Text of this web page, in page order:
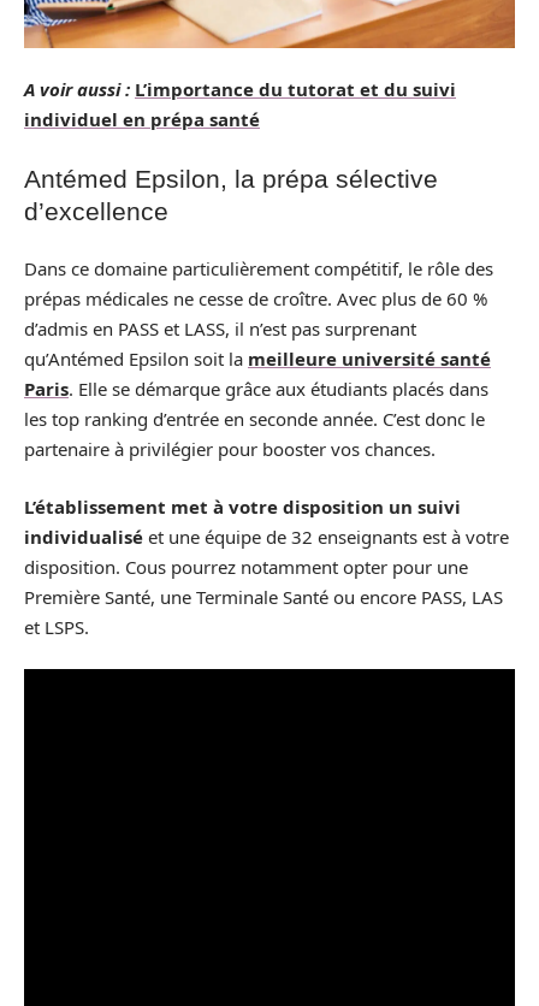
A voir aussi : L’importance du tutorat et du suivi
individuel en prépa santé
Antémed Epsilon, la prépa sélective
d’excellence
Dans ce domaine particulièrement compétitif, le rôle des
prépas médicales ne cesse de croître. Avec plus de 60 %
d’admis en PASS et LASS, il n’est pas surprenant
qu’Antémed Epsilon soit la meilleure université santé
Paris. Elle se démarque grâce aux étudiants placés dans
les top ranking d’entrée en seconde année. C’est donc le
partenaire à privilégier pour booster vos chances.
L’établissement met à votre disposition un suivi
individualisé et une équipe de 32 enseignants est à votre
disposition. Cous pourrez notamment opter pour une
Première Santé, une Terminale Santé ou encore PASS, LAS
et LSPS.